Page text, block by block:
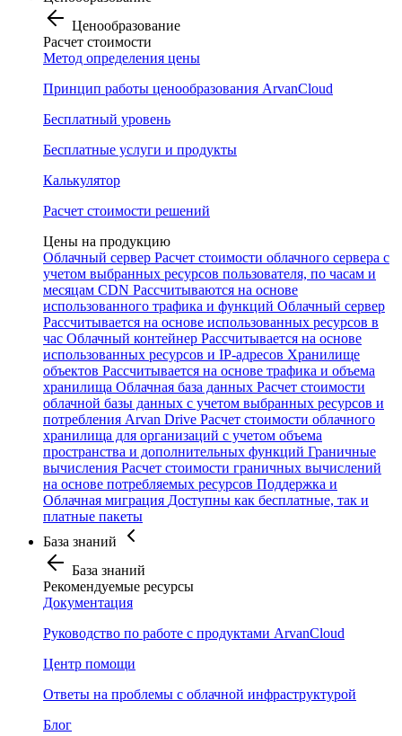
Ценообразование
Расчет стоимости
Метод определения цены
Принцип работы ценообразования ArvanCloud
Бесплатный уровень
Бесплатные услуги и продукты
Калькулятор
Расчет стоимости решений
Цены на продукцию
Облачный сервер Расчет стоимости облачного сервера с
учетом выбранных ресурсов пользователя, по часам и
месяцам CDN Рассчитываются на основе
использованного трафика и функций Облачный сервер
Рассчитывается на основе использованных ресурсов в
час Облачный контейнер Рассчитывается на основе
использованных ресурсов и IP-адресов Хранилище
объектов Рассчитывается на основе трафика и объема
хранилища Облачная база данных Расчет стоимости
облачной базы данных с учетом выбранных ресурсов и
потребления Arvan Drive Расчет стоимости облачного
хранилища для организаций с учетом объема
пространства и дополнительных функций Граничные
вычисления Расчет стоимости граничных вычислений
на основе потребляемых ресурсов Поддержка и
Облачная миграция Доступны как бесплатные, так и
платные пакеты
База знаний
База знаний
Рекомендуемые ресурсы
Документация
Руководство по работе с продуктами ArvanCloud
Центр помощи
Ответы на проблемы с облачной инфраструктурой
Блог